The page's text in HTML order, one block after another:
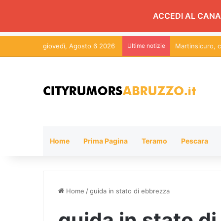
ACCEDI AL
giovedì, Agosto 6 2026 Ultime notizie Martinsicuro,
Home Prima Pagina Teramo Pescara
Home /guida in stato di ebbrezza